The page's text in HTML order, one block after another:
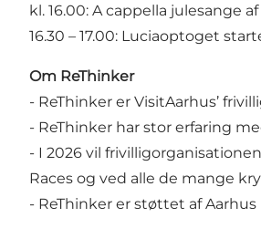
kl. 16.00: A cappella julesange
16.30 – 17.00: Luciaoptoget
Om ReThinker
- ReThinker er VisitAarhus’
- ReThinker har stor erfaring
- I 2026 vil
Races og ved alle de mange
- ReThinker er støttet af